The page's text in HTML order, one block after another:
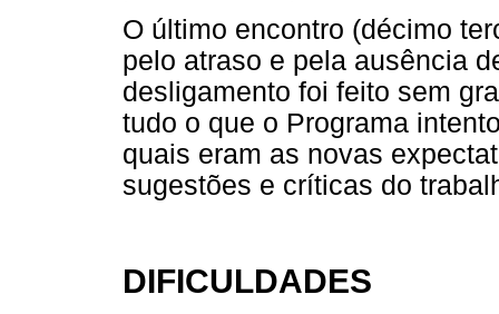
O último encontro (décimo
pelo atraso e pela ausência
desligamento foi feito sem
tudo o que o Programa
quais eram as novas
sugestões e críticas do
DIFICULDADES